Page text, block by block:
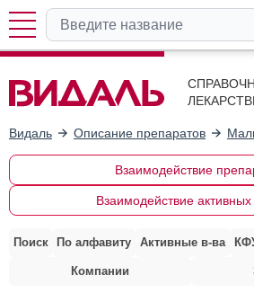
Видаль Описание препаратов
Взаимодействие
Взаимодействие
Поиск По алфавиту Активные в-ва
Компании